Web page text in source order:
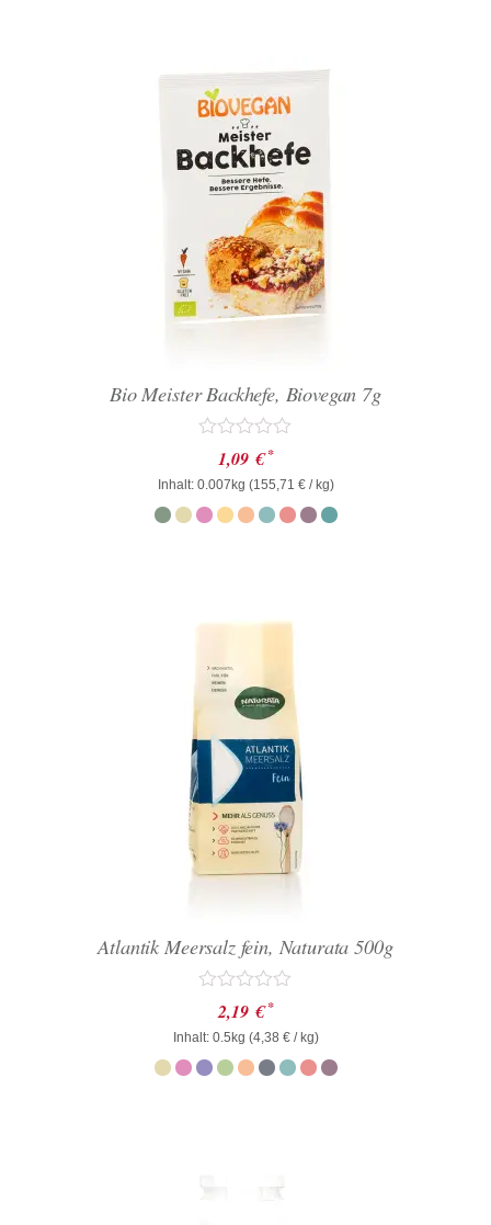
Bio Meister Backhefe, Biovegan 7g
Bewertet
mit
0
von
5
1,09 € *
Inhalt: 0.007kg (155,71 €/ kg)
Atlantik Meersalz fein, Naturata 500g
Bewertet
mit
0
von
5
2,19 € *
Inhalt: 0.5kg (4,38 €/ kg)